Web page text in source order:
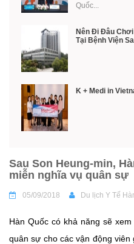
Quốc...
Nên Đi Đâu
Tại Bệnh Viện
K + Medi in
Sau Son Heung-min,
miễn nghĩa vụ quân sự
05/09/2018 Du lịch Y Tế
Hàn Quốc có khả năng sẽ
quân sự cho các vận động